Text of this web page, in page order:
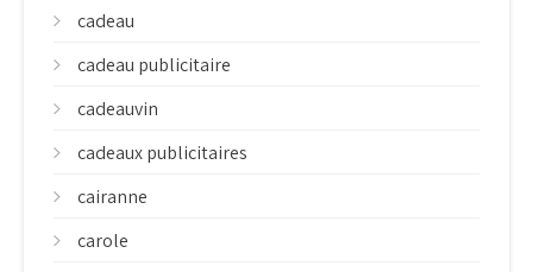
cadeau
cadeau publicitaire
cadeauvin
cadeaux publicitaires
cairanne
carole